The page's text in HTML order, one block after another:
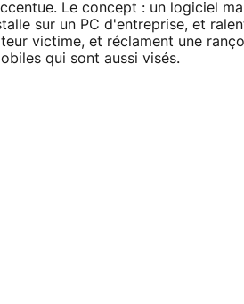
Le concept : un logiciel
sur un PC d'entreprise, et
victime, et réclament une
qui sont aussi visés.